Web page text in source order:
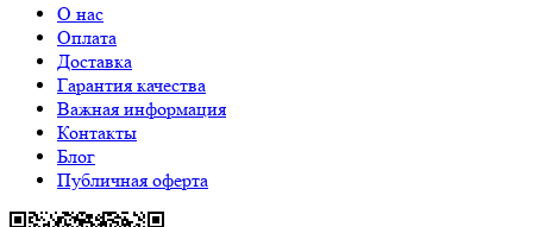
О нас
Оплата
Доставка
Гарантия качества
Важная информация
Контакты
Блог
Публичная оферта